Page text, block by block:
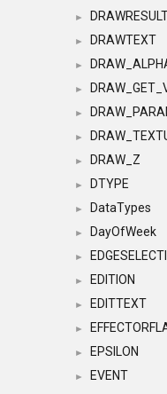
►
► DRAWTEXT
►
►
►
►
► DRAW_Z
► DTYPE
► DataTypes
► DayOfWeek
►
► EDITION
► EDITTEXT
►
► EPSILON
►
EVENT